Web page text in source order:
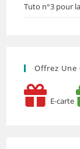
Tuto n°3 pour
Offrez Une
E-carte